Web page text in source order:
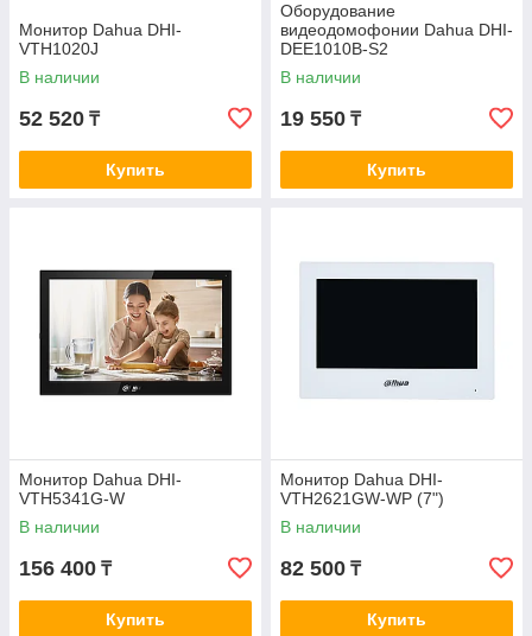
Монитор Dahua DHI-
VTH1020J
В наличии
52 520 ₸
Купить
Оборудование
видеодомофонии Dahua DHI-
DEE1010B-S2
В наличии
19 550 ₸
Купить
Монитор Dahua DHI-
VTH5341G-W
В наличии
156 400 ₸
Купить
Монитор Dahua DHI-
VTH2621GW-WP (7")
В наличии
82 500 ₸
Купить